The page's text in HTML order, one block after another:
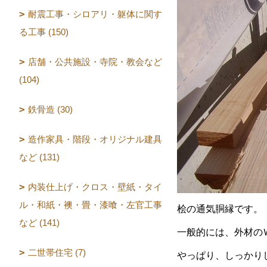
桧の通気胴縁です。
一般的には、外材の
やっぱり、しっかり
耐震工事・シロアリ・躯体に関す
る工事 (150)
店舗・公共施設・寺院・教会など
(104)
鉄骨造 (30)
造作家具・階段・オリジナル建具
など (131)
内装仕上げ・クロス・壁紙・タイ
ル・和紙・襖・畳・漆喰・左官工事
など (141)
二世帯住宅 (7)